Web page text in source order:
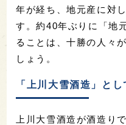
年が経ち、地元産に対
す。約40年ぶりに「地
ることは、十勝の人々
しょう。
「上川大雪酒造」と
上川大雪酒造が酒造り